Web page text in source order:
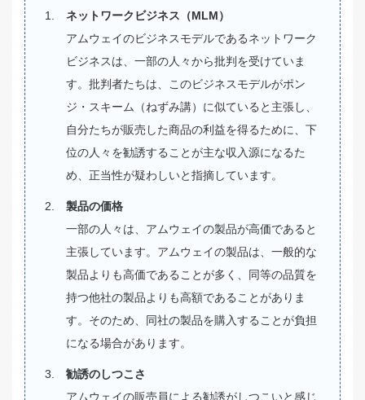
ネットワークビジネス（MLM）
アムウェイのビジネスモデルであるネットワーク
ビジネスは、一部の人々から批判を受けていま
す。批判者たちは、このビジネスモデルがポン
ジ・スキーム（ねずみ講）に似ていると主張し、
自分たちが販売した商品の利益を得るために、下
位の人々を勧誘することが主な収入源になるた
め、正当性が疑わしいと指摘しています。
製品の価格
一部の人々は、アムウェイの製品が高価であると
主張しています。アムウェイの製品は、一般的な
製品よりも高価であることが多く、同等の品質を
持つ他社の製品よりも高額であることがありま
す。そのため、同社の製品を購入することが負担
になる場合があります。
勧誘のしつこさ
アムウェイの販売員による勧誘がしつこいと感じ